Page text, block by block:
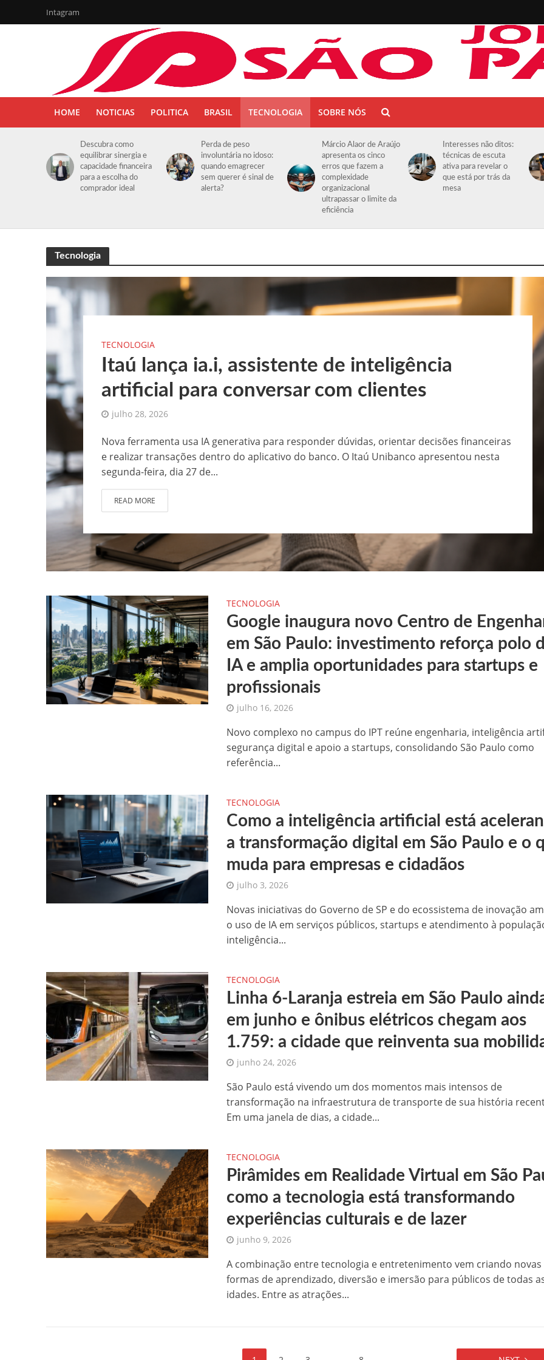
Intagram
HOME NOTICIAS POLITICA BRASIL TECNOLOGIA SOBRE NÓS
Descubra como
equilibrar sinergia e
capacidade financeira
para a escolha do
comprador ideal
Perda de peso
involuntária no idoso:
quando emagrecer
sem querer é sinal de
alerta?
Márcio Alaor de Araújo
apresenta os cinco
erros que fazem a
complexidade
organizacional
ultrapassar o limite da
eficiência
Interesses não ditos:
técnicas de escuta
ativa para revelar o
que está por trás da
mesa
Tecnologia
TECNOLOGIA
Itaú lança ia.i, assistente de inteligência
artificial para conversar com clientes
julho 28, 2026
Nova ferramenta usa IA generativa para responder dúvidas, orientar decisões financeiras
e realizar transações dentro do aplicativo do banco. O Itaú Unibanco apresentou nesta
segunda-feira, dia 27 de...
READ MORE
TECNOLOGIA
Google inaugura novo Centro de
em São Paulo: investimento reforça polo
IA e amplia oportunidades para startups e
profissionais
julho 16, 2026
Novo complexo no campus do IPT reúne engenharia, inteligência
segurança digital e apoio a startups, consolidando São Paulo como
referência...
TECNOLOGIA
Como a inteligência artificial está
a transformação digital em São Paulo e o
muda para empresas e cidadãos
julho 3, 2026
Novas iniciativas do Governo de SP e do ecossistema de inovação
o uso de IA em serviços públicos, startups e atendimento à
inteligência...
TECNOLOGIA
Linha 6-Laranja estreia em São Paulo
em junho e ônibus elétricos chegam aos
1.759: a cidade que reinventa sua
junho 24, 2026
São Paulo está vivendo um dos momentos mais intensos de
transformação na infraestrutura de transporte de sua história
Em uma janela de dias, a cidade...
TECNOLOGIA
Pirâmides em Realidade Virtual em São
como a tecnologia está transformando
experiências culturais e de lazer
junho 9, 2026
A combinação entre tecnologia e entretenimento vem criando novas
formas de aprendizado, diversão e imersão para públicos de todas
idades. Entre as atrações...